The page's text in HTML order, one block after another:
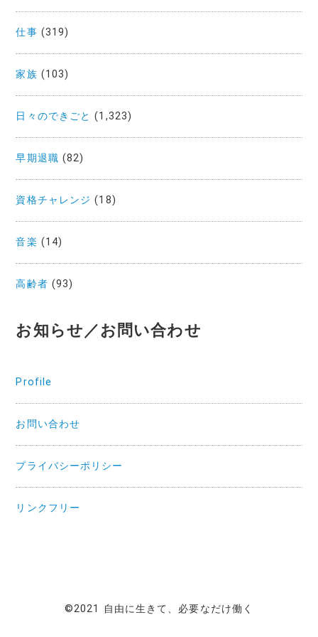
仕事 (319)
家族 (103)
日々のできごと (1,323)
早期退職 (82)
資格チャレンジ (18)
音楽 (14)
高齢者 (93)
お知らせ／お問い合わせ
Profile
お問い合わせ
プライバシーポリシー
リンクフリー
©2021 自由に生きて、必要なだけ働く